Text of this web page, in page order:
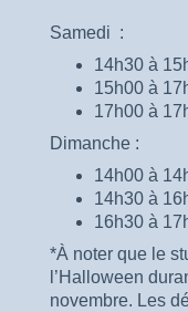
Samedi :
14h30 à
15h00 à
17h00 à
Dimanche :
14h00 à
14h30 à
16h30 à
*À noter que le
l’Halloween
novembre. Les